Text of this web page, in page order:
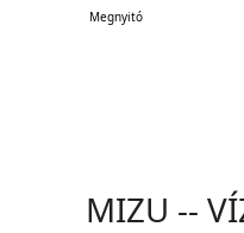
Megnyitó
MIZU --